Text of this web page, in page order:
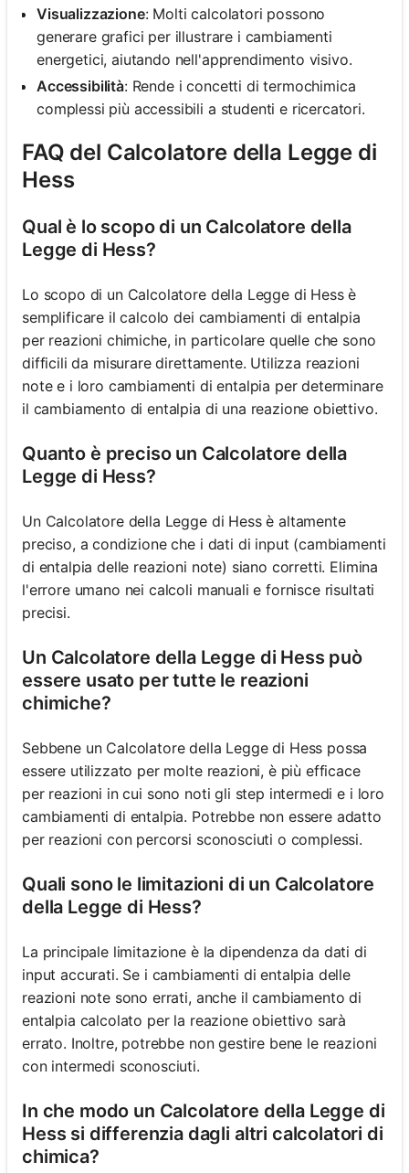
Visualizzazione: Molti calcolatori possono
generare grafici per illustrare i cambiamenti
energetici, aiutando nell'apprendimento visivo.
Accessibilità: Rende i concetti di termochimica
complessi più accessibili a studenti e ricercatori.
FAQ del Calcolatore della Legge di
Hess
Qual è lo scopo di un Calcolatore della
Legge di Hess?
Lo scopo di un Calcolatore della Legge di Hess è
semplificare il calcolo dei cambiamenti di entalpia
per reazioni chimiche, in particolare quelle che sono
difficili da misurare direttamente. Utilizza reazioni
note e i loro cambiamenti di entalpia per determinare
il cambiamento di entalpia di una reazione obiettivo.
Quanto è preciso un Calcolatore della
Legge di Hess?
Un Calcolatore della Legge di Hess è altamente
preciso, a condizione che i dati di input (cambiamenti
di entalpia delle reazioni note) siano corretti. Elimina
l'errore umano nei calcoli manuali e fornisce risultati
precisi.
Un Calcolatore della Legge di Hess può
essere usato per tutte le reazioni
chimiche?
Sebbene un Calcolatore della Legge di Hess possa
essere utilizzato per molte reazioni, è più efficace
per reazioni in cui sono noti gli step intermedi e i loro
cambiamenti di entalpia. Potrebbe non essere adatto
per reazioni con percorsi sconosciuti o complessi.
Quali sono le limitazioni di un Calcolatore
della Legge di Hess?
La principale limitazione è la dipendenza da dati di
input accurati. Se i cambiamenti di entalpia delle
reazioni note sono errati, anche il cambiamento di
entalpia calcolato per la reazione obiettivo sarà
errato. Inoltre, potrebbe non gestire bene le reazioni
con intermedi sconosciuti.
In che modo un Calcolatore della Legge di
Hess si differenzia dagli altri calcolatori di
chimica?